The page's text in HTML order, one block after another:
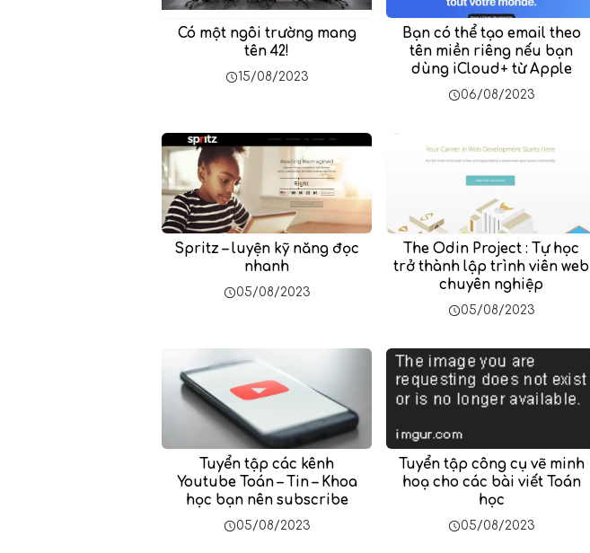
Có một ngôi trường mang
tên 42!
15/08/2023
Bạn có thể tạo email theo
tên miền riêng nếu bạn
dùng iCloud+ từ Apple
06/08/2023
Spritz – luyện kỹ năng đọc
nhanh
05/08/2023
The Odin Project : Tự học
trở thành lập trình viên web
chuyên nghiệp
05/08/2023
Tuyển tập các kênh
Youtube Toán – Tin – Khoa
học bạn nên subscribe
05/08/2023
Tuyển tập công cụ vẽ minh
hoạ cho các bài viết Toán
học
05/08/2023